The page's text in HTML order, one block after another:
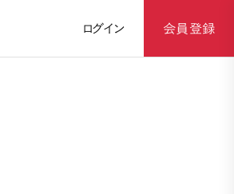
ログイン 会員登録